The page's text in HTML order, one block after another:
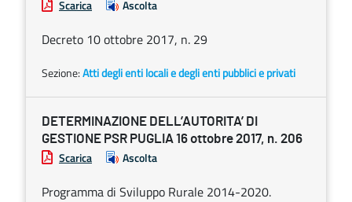
Scarica Ascolta
Decreto 10 ottobre 2017, n. 29
Sezione:Atti degli enti locali e degli enti pubblici e privati
DETERMINAZIONE DELL’AUTORITA’ DI
GESTIONE PSR PUGLIA 16 ottobre 2017, n. 206
Scarica Ascolta
Programma di Sviluppo Rurale 2014-2020.